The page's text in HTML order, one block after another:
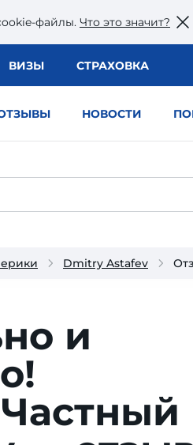
файлы. Что это значит?
ВИЗЫ СТРАХОВКА
НОВОСТИ
Dmitry Astafev
и
Частный